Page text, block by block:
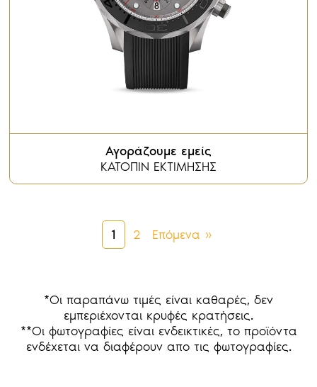
Αγοράζουμε εμείς
ΚΑΤΟΠΙΝ ΕΚΤΙΜΗΣΗΣ
1 2 Επόμενα »
*Οι παραπάνω τιμές είναι καθαρές, δεν
εμπεριέχονται κρυφές κρατήσεις.
**Οι φωτογραφίες είναι ενδεικτικές, το προϊόντα
ενδέχεται να διαφέρουν απο τις φωτογραφίες.